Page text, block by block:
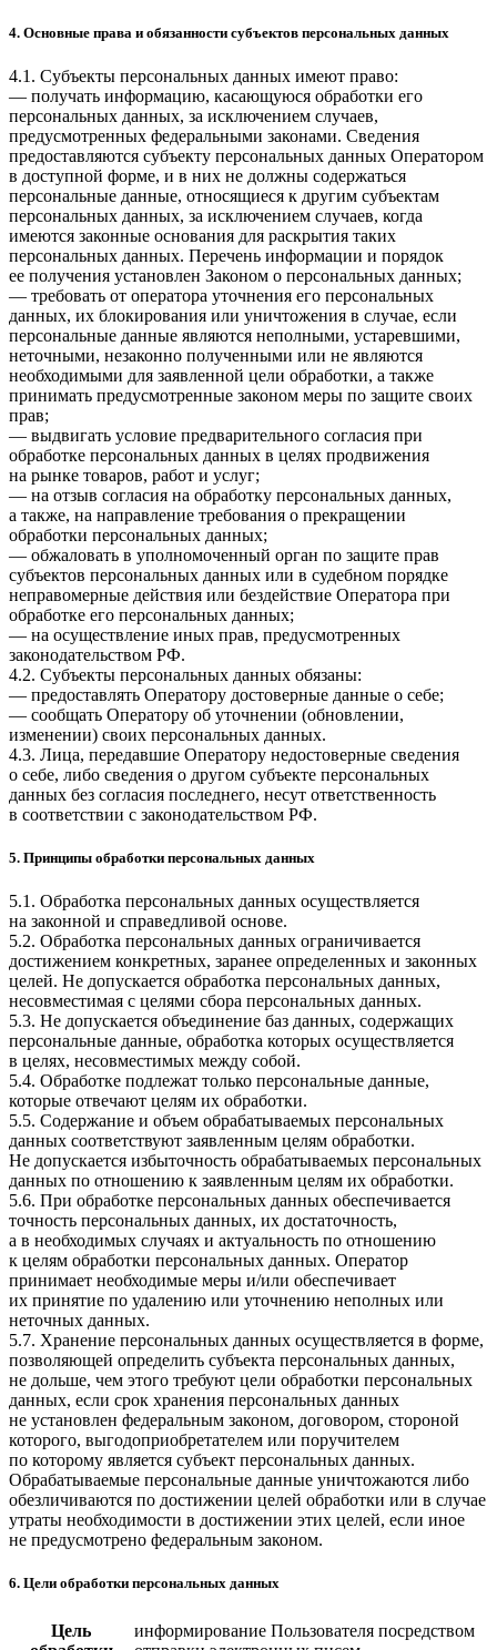
4. Основные права и обязанности субъектов персональных данных
4.1. Субъекты персональных данных имеют право:
— получать информацию, касающуюся обработки его
персональных данных, за исключением случаев,
предусмотренных федеральными законами. Сведения
предоставляются субъекту персональных данных Оператором
в доступной форме, и в них не должны содержаться
персональные данные, относящиеся к другим субъектам
персональных данных, за исключением случаев, когда
имеются законные основания для раскрытия таких
персональных данных. Перечень информации и порядок
ее получения установлен Законом о персональных данных;
— требовать от оператора уточнения его персональных
данных, их блокирования или уничтожения в случае, если
персональные данные являются неполными, устаревшими,
неточными, незаконно полученными или не являются
необходимыми для заявленной цели обработки, а также
принимать предусмотренные законом меры по защите своих
прав;
— выдвигать условие предварительного согласия при
обработке персональных данных в целях продвижения
на рынке товаров, работ и услуг;
— на отзыв согласия на обработку персональных данных,
а также, на направление требования о прекращении
обработки персональных данных;
— обжаловать в уполномоченный орган по защите прав
субъектов персональных данных или в судебном порядке
неправомерные действия или бездействие Оператора при
обработке его персональных данных;
— на осуществление иных прав, предусмотренных
законодательством РФ.
4.2. Субъекты персональных данных обязаны:
— предоставлять Оператору достоверные данные о себе;
— сообщать Оператору об уточнении (обновлении,
изменении) своих персональных данных.
4.3. Лица, передавшие Оператору недостоверные сведения
о себе, либо сведения о другом субъекте персональных
данных без согласия последнего, несут ответственность
в соответствии с законодательством РФ.
5. Принципы обработки персональных данных
5.1. Обработка персональных данных осуществляется
на законной и справедливой основе.
5.2. Обработка персональных данных ограничивается
достижением конкретных, заранее определенных и законных
целей. Не допускается обработка персональных данных,
несовместимая с целями сбора персональных данных.
5.3. Не допускается объединение баз данных, содержащих
персональные данные, обработка которых осуществляется
в целях, несовместимых между собой.
5.4. Обработке подлежат только персональные данные,
которые отвечают целям их обработки.
5.5. Содержание и объем обрабатываемых персональных
данных соответствуют заявленным целям обработки.
Не допускается избыточность обрабатываемых персональных
данных по отношению к заявленным целям их обработки.
5.6. При обработке персональных данных обеспечивается
точность персональных данных, их достаточность,
а в необходимых случаях и актуальность по отношению
к целям обработки персональных данных. Оператор
принимает необходимые меры и/или обеспечивает
их принятие по удалению или уточнению неполных или
неточных данных.
5.7. Хранение персональных данных осуществляется в форме,
позволяющей определить субъекта персональных данных,
не дольше, чем этого требуют цели обработки персональных
данных, если срок хранения персональных данных
не установлен федеральным законом, договором, стороной
которого, выгодоприобретателем или поручителем
по которому является субъект персональных данных.
Обрабатываемые персональные данные уничтожаются либо
обезличиваются по достижении целей обработки или в случае
утраты необходимости в достижении этих целей, если иное
не предусмотрено федеральным законом.
6. Цели обработки персональных данных
Цель
информирование Пользователя посредством